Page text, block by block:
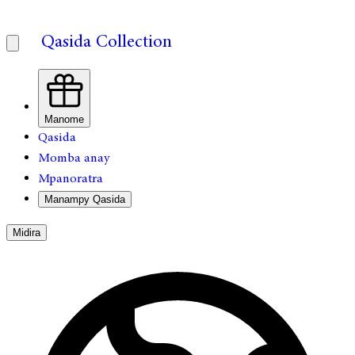
Qasida Collection
Manome
Qasida
Momba anay
Mpanoratra
Manampy Qasida
Midira